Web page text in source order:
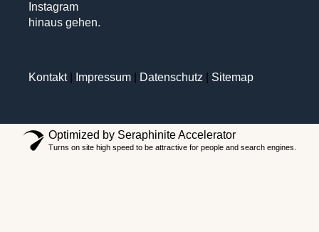
Instagram
hinaus gehen.
Kontakt| Impressum Datenschutz Sitemap
Optimized by Seraphinite Accelerator
Turns on site high speed to be attractive for people and search engines.